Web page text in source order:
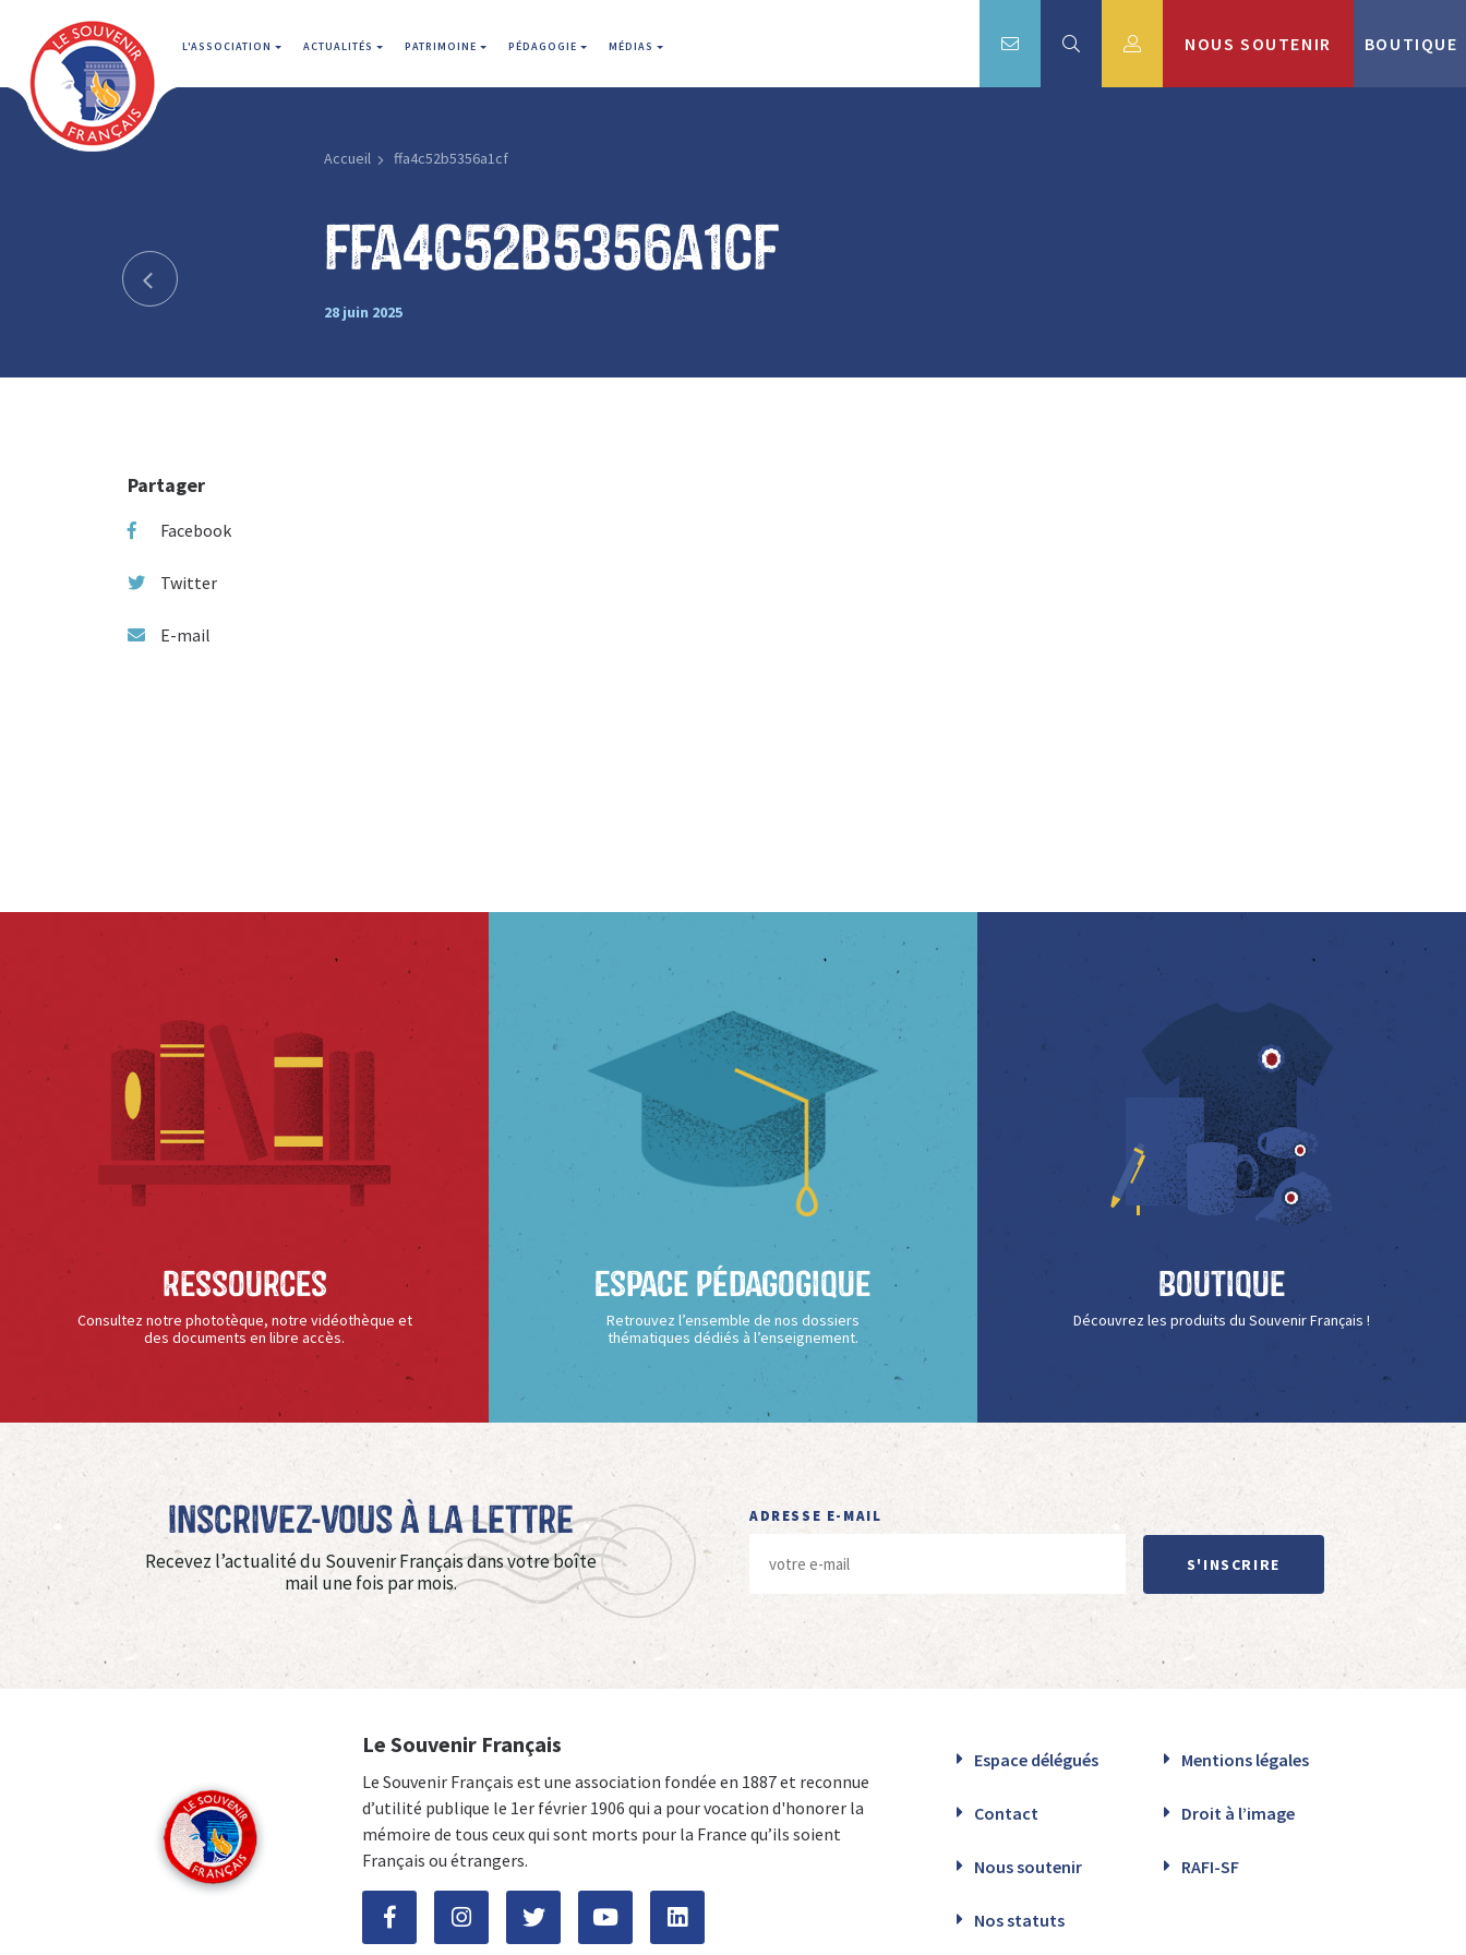
L'ASSOCIATION ACTUALITÉS PATRIMOINE PÉDAGOGIE MÉDIAS NOUS SOUTENIR BOUTIQUE
Accueil ffa4c52b5356a1cf
ffa4c52b5356a1cf
28 juin 2025
Partager
Facebook
Twitter
E-mail
Ressources
Consultez notre phototèque, notre vidéothèque et
des documents en libre accès.
Espace Pédagogique
Retrouvez l’ensemble de nos dossiers
thématiques dédiés à l’enseignement.
Boutique
Découvrez les produits du Souvenir Français !
Inscrivez-vous à La Lettre
Recevez l’actualité du Souvenir Français dans votre boîte
mail une fois par mois.
ADRESSE E-MAIL
S'INSCRIRE
Le Souvenir Français
Le Souvenir Français est une association fondée en 1887 et reconnue
d’utilité publique le 1er février 1906 qui a pour vocation d'honorer la
mémoire de tous ceux qui sont morts pour la France qu’ils soient
Français ou étrangers.
Espace délégués Mentions légales
Contact Droit à l’image
Nous soutenir RAFI-SF
Nos statuts